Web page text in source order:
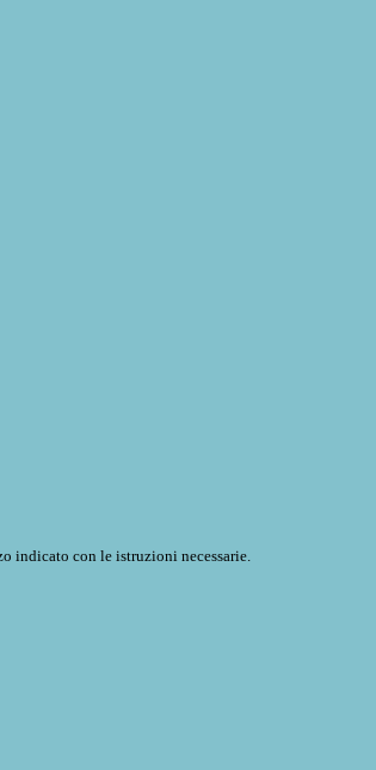
indicato con le istruzioni necessarie.